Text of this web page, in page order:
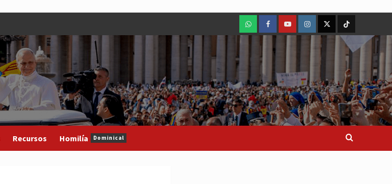
WhatsAppFacebookYoutubeInstagram
X TikTok
Recursos Homilía Dominical